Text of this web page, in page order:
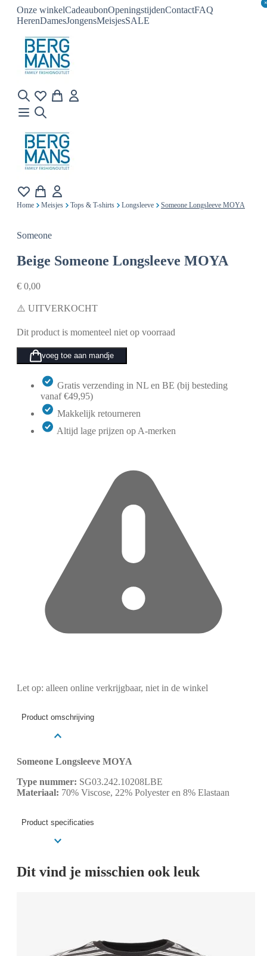
Onze winkelCadeaubonOpeningstijdenContactFAQ
HerenDamesJongensMeisjesSALE
×
×
Home Meisjes Tops & T-shirts Longsleeve Someone Longsleeve MOYA
Someone
Beige Someone Longsleeve MOYA
€ 0,00
⚠️ UITVERKOCHT
Dit product is momenteel niet op voorraad
voeg toe aan mandje
Gratis verzending in NL en BE (bij besteding
vanaf €49,95)
Makkelijk retourneren
Altijd lage prijzen op A-merken
Let op: alleen online verkrijgbaar, niet in de winkel
Product omschrijving
Someone Longsleeve MOYA
Type nummer: SG03.242.10208LBE
Materiaal: 70% Viscose, 22% Polyester en 8% Elastaan
Product specificaties
Dit vind je misschien ook leuk